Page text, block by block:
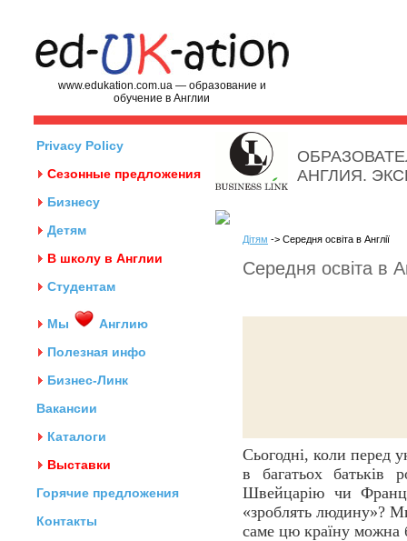
www.edukation.com.ua — образование и
обучение в Англии
Privacy Policy
Сезонные предложения
Бизнесу
Детям
В школу в Англии
Студентам
Мы
Англию
Полезная инфо
Бизнес-Линк
Вакансии
Каталоги
Выставки
Горячие предложения
Контакты
АНГЛИЯ.
Дітям -> Середня освіта в Англії
Середня освіта в
Сьогодні, коли перед
в багатьох батьків
Швейцарію чи
«зроблять людину»?
саме цю країну можна